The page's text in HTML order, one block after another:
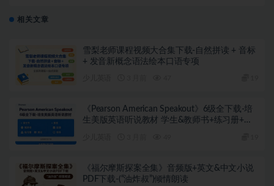
相关文章
雪梨老师课程视频大合集下载-自然拼读 + 音标
+ 发音新概念语法绘本口语专项
《Pearson American Speakout》6级全下载-培
生美版英语听说教材 学生&教师书+练习册+测
《福尔摩斯探案全集》音频版+英文&中文小说
PDF下载-(“油炸叔”)倾情朗读